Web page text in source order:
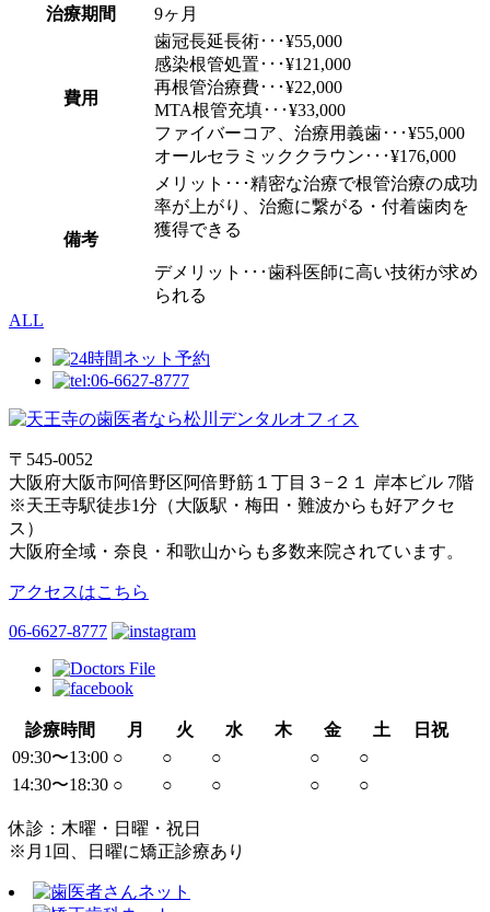
治療期間
9ヶ月
費用
歯冠長延長術･･･¥55,000
感染根管処置･･･¥121,000
再根管治療費･･･¥22,000
MTA根管充填･･･¥33,000
ファイバーコア、治療用義歯･･･¥55,000
オールセラミッククラウン･･･¥176,000
備考
メリット･･･精密な治療で根管治療の成功
率が上がり、治癒に繋がる・付着歯肉を
獲得できる
デメリット･･･歯科医師に高い技術が求め
られる
ALL
〒545-0052
大阪府大阪市阿倍野区阿倍野筋１丁目３−２１ 岸本ビル 7階
※天王寺駅徒歩1分（大阪駅・梅田・難波からも好アクセ
ス）
大阪府全域・奈良・和歌山からも多数来院されています。
アクセスはこちら
06-6627-8777
診療時間 月 火 水 木 金 土
日祝
09:30〜13:00 ○ ○ ○ ○
○
14:30〜18:30 ○ ○ ○ ○ ○
休診：木曜・日曜・祝日
※月1回、日曜に矯正診療あり